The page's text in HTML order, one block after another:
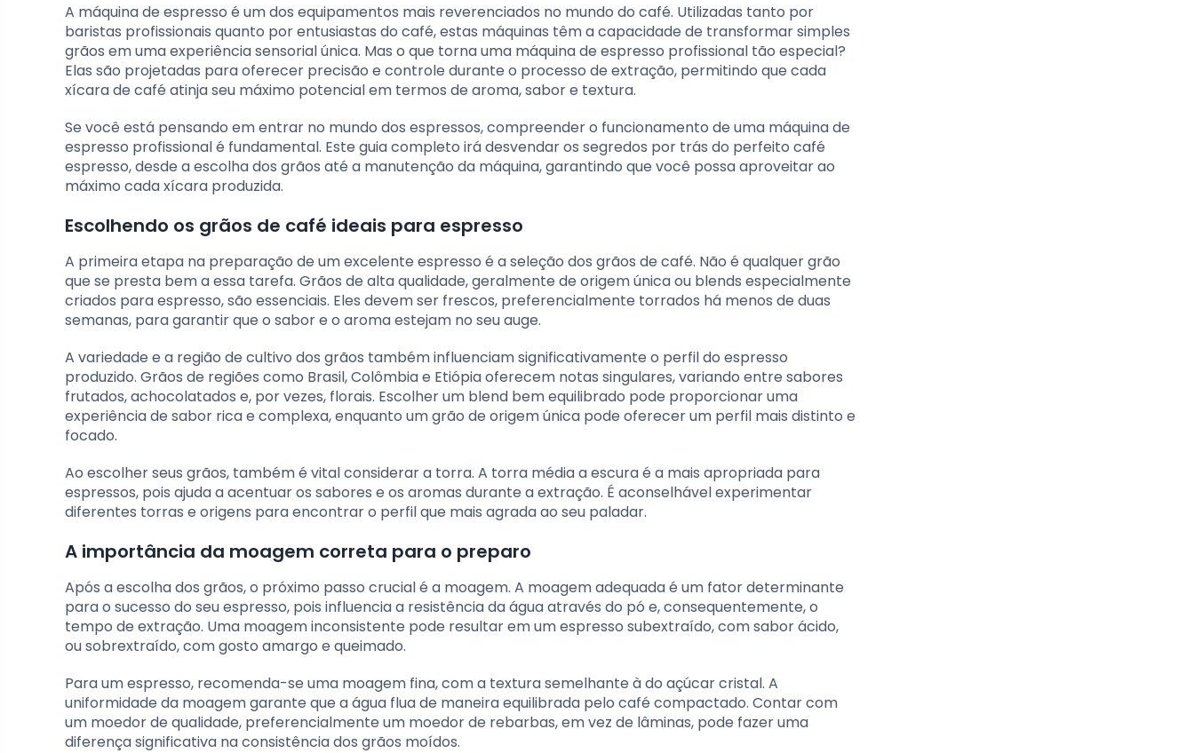
A máquina de espresso é um dos equipamentos mais reverenciados no mundo do café. Utilizadas tanto por
baristas profissionais quanto por entusiastas do café, estas máquinas têm a capacidade de transformar simples
grãos em uma experiência sensorial única. Mas o que torna uma máquina de espresso profissional tão especial?
Elas são projetadas para oferecer precisão e controle durante o processo de extração, permitindo que cada
xícara de café atinja seu máximo potencial em termos de aroma, sabor e textura.
Se você está pensando em entrar no mundo dos espressos, compreender o funcionamento de uma máquina de
espresso profissional é fundamental. Este guia completo irá desvendar os segredos por trás do perfeito café
espresso, desde a escolha dos grãos até a manutenção da máquina, garantindo que você possa aproveitar ao
máximo cada xícara produzida.
Escolhendo os grãos de café ideais para espresso
A primeira etapa na preparação de um excelente espresso é a seleção dos grãos de café. Não é qualquer grão
que se presta bem a essa tarefa. Grãos de alta qualidade, geralmente de origem única ou blends especialmente
criados para espresso, são essenciais. Eles devem ser frescos, preferencialmente torrados há menos de duas
semanas, para garantir que o sabor e o aroma estejam no seu auge.
A variedade e a região de cultivo dos grãos também influenciam significativamente o perfil do espresso
produzido. Grãos de regiões como Brasil, Colômbia e Etiópia oferecem notas singulares, variando entre sabores
frutados, achocolatados e, por vezes, florais. Escolher um blend bem equilibrado pode proporcionar uma
experiência de sabor rica e complexa, enquanto um grão de origem única pode oferecer um perfil mais distinto e
focado.
Ao escolher seus grãos, também é vital considerar a torra. A torra média a escura é a mais apropriada para
espressos, pois ajuda a acentuar os sabores e os aromas durante a extração. É aconselhável experimentar
diferentes torras e origens para encontrar o perfil que mais agrada ao seu paladar.
A importância da moagem correta para o preparo
Após a escolha dos grãos, o próximo passo crucial é a moagem. A moagem adequada é um fator determinante
para o sucesso do seu espresso, pois influencia a resistência da água através do pó e, consequentemente, o
tempo de extração. Uma moagem inconsistente pode resultar em um espresso subextraído, com sabor ácido,
ou sobrextraído, com gosto amargo e queimado.
Para um espresso, recomenda-se uma moagem fina, com a textura semelhante à do açúcar cristal. A
uniformidade da moagem garante que a água flua de maneira equilibrada pelo café compactado. Contar com
um moedor de qualidade, preferencialmente um moedor de rebarbas, em vez de lâminas, pode fazer uma
diferença significativa na consistência dos grãos moídos.